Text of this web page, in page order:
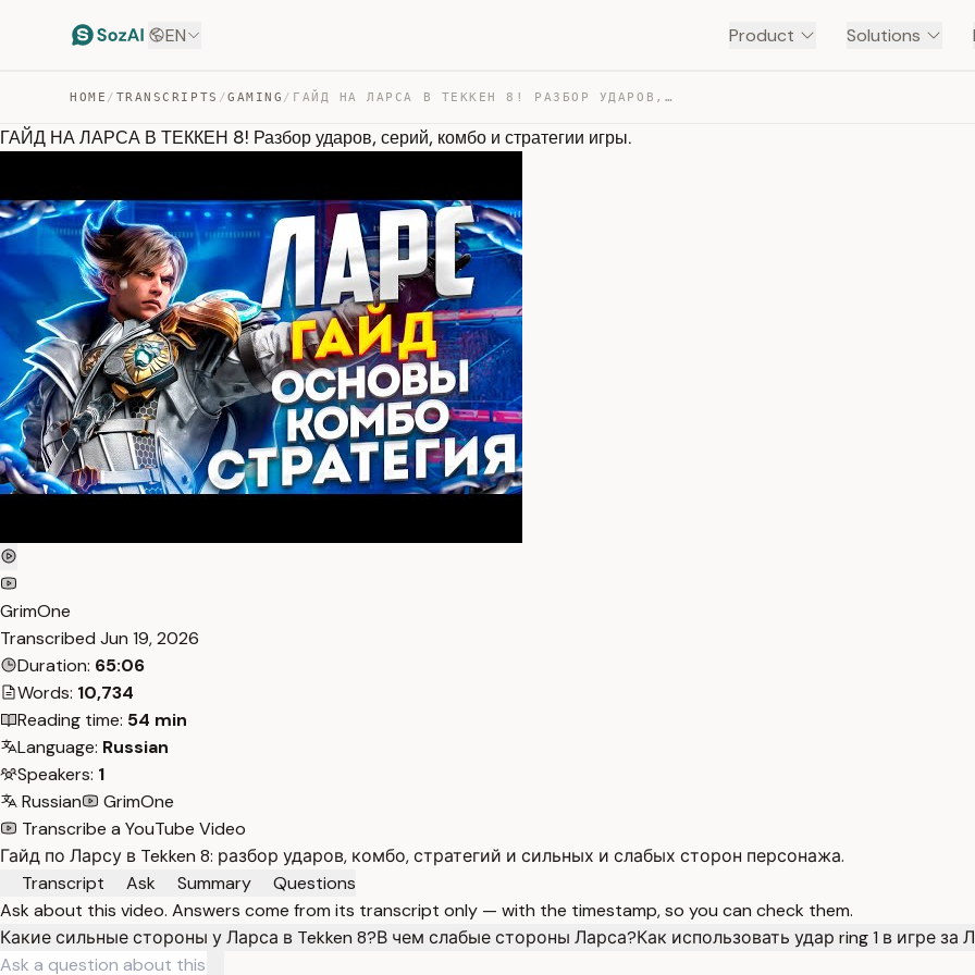
EN Product Solutions
HOME / TRANSCRIPTS /GAMING / ГАЙД НА ЛАРСА В ТЕККЕН 8! РАЗБОР УДАРОВ, СЕРИЙ, КОМБО И… — TRANSCRIPT
ГАЙД НА ЛАРСА В ТЕККЕН 8! Разбор ударов, серий, комбо и стратегии игры.
GrimOne
Transcribed Jun 19, 2026
Duration: 65:06
Words: 10,734
Reading time: 54 min
Language: Russian
Speakers: 1
Russian
GrimOne
Transcribe a YouTube Video
Гайд по Ларсу в Tekken 8: разбор ударов, комбо, стратегий и сильных и слабых сторон персонажа.
Transcript
Ask Summary
Questions
Ask about this video. Answers come from its transcript only — with the timestamp, so you can check them.
Какие сильные стороны у Ларса в Tekken 8?В чем слабые стороны Ларса?Как использовать удар ring 1 в игре за